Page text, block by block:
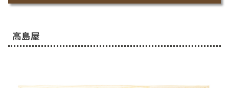
高島屋